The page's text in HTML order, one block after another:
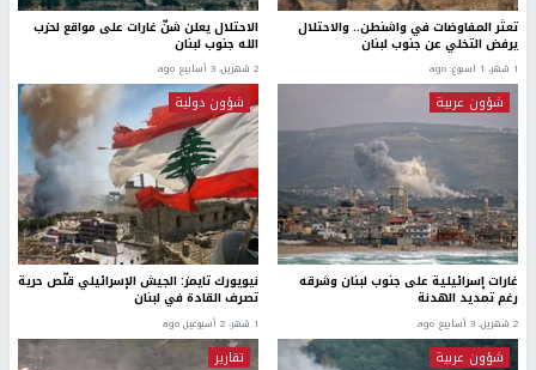
تعثر المفاوضات في واشنطن.. والاحتلال
يرفض التخلي عن جنوب لبنان
1 شهر، 1 اسبوع. ago
الاحتلال يعلن شنّ غارات على مواقع لحزب
الله جنوب لبنان
2 شهرين، 3 أسابيع ago
شؤون عربية
غارات إسرائيلية على جنوب لبنان وشرقه
رغم تمديد الهدنة
2 شهرين، 3 أسابيع ago
شؤون دولية
نيويورك تايمز: الجيش الإسرائيلي قلّص حرية
تصرف القادة في لبنان
1 شهر، 2 أسبوعين ago
شؤون عربية تقارير